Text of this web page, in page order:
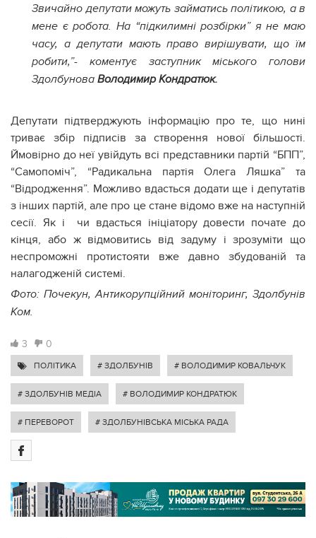
Звичайно депутати можуть займатись політикою, а в
мене є робота. На “підкилимні розбірки” я не маю
часу, а депутати мають право вирішувати, що їм
робити,”- коментує заступник міського голови
Здолбунова Володимир Кондратюк.
Депутати підтверджують інформацію про те, що нині
триває збір підписів за створення нової більшості.
Ймовірно до неї увійдуть всі представники партій “БПП”,
“Самопоміч”, “Радикальна партія Олега Ляшка” та
“Відродження”. Можливо вдасться додати ще і депутатів
з інших партій, але про це стане відомо вже на наступній
сесії. Як і чи вдасться ініціатору довести почате до
кінця, або ж відмовитись від задуму і зрозуміти що
неспроможні протистояти вже давно збудованій та
налагодженій системі.
Фото: Почекун, Антикорупційний моніторинг, Здолбунів
Ком.
3 0
ПОЛІТИКА # ЗДОЛБУНІВ # ВОЛОДИМИР КОВАЛЬЧУК
# ЗДОЛБУНІВ МЕДІА # ВОЛОДИМИР КОНДРАТЮК
# ПЕРЕВОРОТ # ЗДОЛБУНІВСЬКА МІСЬКА РАДА